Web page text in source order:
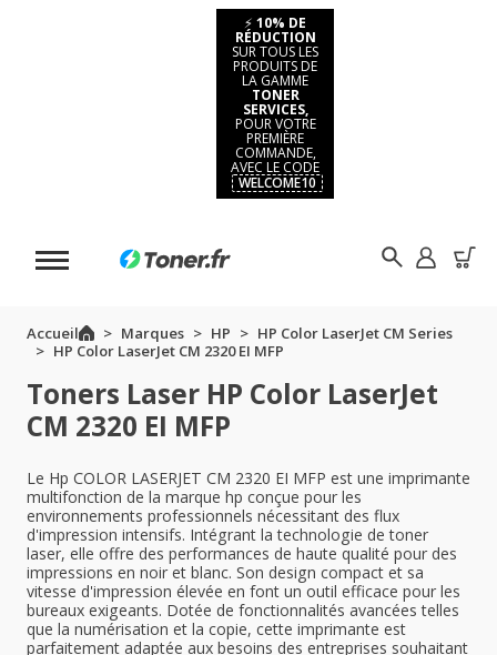
⚡ 10% DE
RÉDUCTION
SUR TOUS LES
PRODUITS DE
LA GAMME
TONER
SERVICES,
POUR VOTRE
PREMIÈRE
COMMANDE,
AVEC LE CODE
WELCOME10
Accueil Marques HP
HP Color LaserJet CM Series
HP Color LaserJet CM 2320 EI MFP
Toners Laser HP Color LaserJet
CM 2320 EI MFP
Le Hp COLOR LASERJET CM 2320 EI MFP est une imprimante
multifonction de la marque hp conçue pour les
environnements professionnels nécessitant des flux
d'impression intensifs. Intégrant la technologie de toner
laser, elle offre des performances de haute qualité pour des
impressions en noir et blanc. Son design compact et sa
vitesse d'impression élevée en font un outil efficace pour les
bureaux exigeants. Dotée de fonctionnalités avancées telles
que la numérisation et la copie, cette imprimante est
parfaitement adaptée aux besoins des entreprises souhaitant